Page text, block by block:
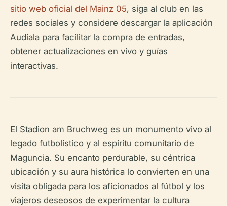
sitio web oficial del Mainz 05, siga al club en las
redes sociales y considere descargar la aplicación
Audiala para facilitar la compra de entradas,
obtener actualizaciones en vivo y guías
interactivas.
El Stadion am Bruchweg es un monumento vivo al
legado futbolístico y al espíritu comunitario de
Maguncia. Su encanto perdurable, su céntrica
ubicación y su aura histórica lo convierten en una
visita obligada para los aficionados al fútbol y los
viajeros deseosos de experimentar la cultura